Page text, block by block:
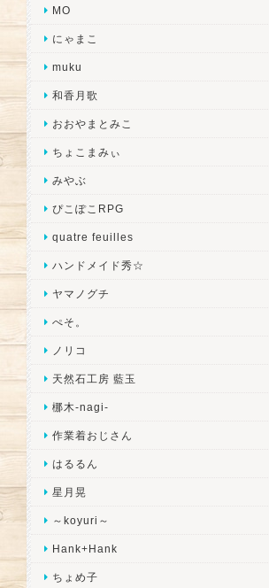
MO
にゃまこ
muku
和香月歌
おおやまとみこ
ちょこまみぃ
みやぶ
ぴこぽこRPG
quatre feuilles
ハンドメイド秀☆
ヤマノグチ
ぺそ。
ノリコ
天然石工房 藍玉
梛木-nagi-
作業着おじさん
はるるん
星月晃
～koyuri～
Hank+Hank
ちょめ子